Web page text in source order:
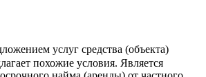
услуг средства (объекта)
похожие условия. Является